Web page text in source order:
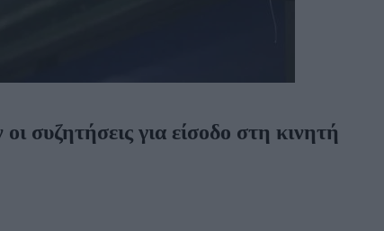
συζητήσεις για είσοδο στη κινητή